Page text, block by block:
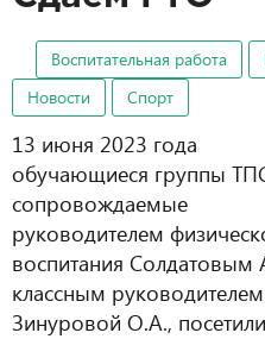
Воспитательная работа
Новости
Спорт
13 июня 2023 года
обучающиеся группы
сопровождаемые
руководителем
воспитания Солдатовым
классным руководителем
Зинуровой О.А.,